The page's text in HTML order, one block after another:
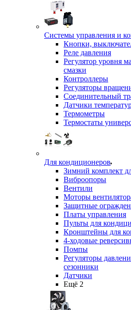
Системы управления и
Кнопки,
Реле давления
Регулятор уровня
смазки
Контроллеры
Регуляторы
Соединительный
Датчики
Термометры
Термостаты
Для кондиционеров
Зимний комплект
Виброопоры
Вентили
Моторы
Защитные
Платы управления
Пульты для
Кронштейны для
4-ходовые
Помпы
Регуляторы
сезонники
Датчики
Ещё 2